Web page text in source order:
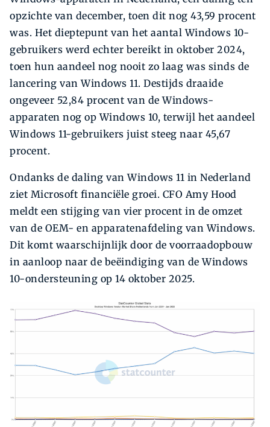
opzichte van december, toen dit nog 43,59 procent
was. Het dieptepunt van het aantal Windows 10-
gebruikers werd echter bereikt in oktober 2024,
toen hun aandeel nog nooit zo laag was sinds de
lancering van Windows 11. Destijds draaide
ongeveer 52,84 procent van de Windows-
apparaten nog op Windows 10, terwijl het aandeel
Windows 11-gebruikers juist steeg naar 45,67
procent.
Ondanks de daling van Windows 11 in Nederland
ziet Microsoft financiële groei. CFO Amy Hood
meldt een stijging van vier procent in de omzet
van de OEM- en apparatenafdeling van Windows.
Dit komt waarschijnlijk door de voorraadopbouw
in aanloop naar de beëindiging van de Windows
10-ondersteuning op 14 oktober 2025.